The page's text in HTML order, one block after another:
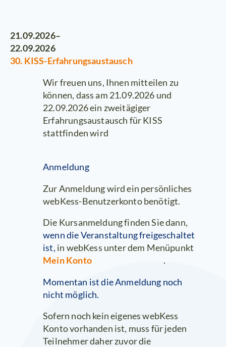
21.09.2026–
22.09.2026
30. KISS-Erfahrungsaustausch
Wir freuen uns, Ihnen mitteilen zu
können, dass am 21.09.2026 und
22.09.2026 ein zweitägiger
Erfahrungsaustausch für KISS
stattfinden wird
Anmeldung
Zur Anmeldung wird ein persönliches
webKess-Benutzerkonto benötigt.
Die Kursanmeldung finden Sie dann,
wenn die Veranstaltung freigeschaltet
ist, in webKess unter dem Menüpunkt
Mein Konto .
Momentan ist die Anmeldung noch
nicht möglich.
Sofern noch kein eigenes webKess
Konto vorhanden ist, muss für jeden
Teilnehmer daher zuvor die